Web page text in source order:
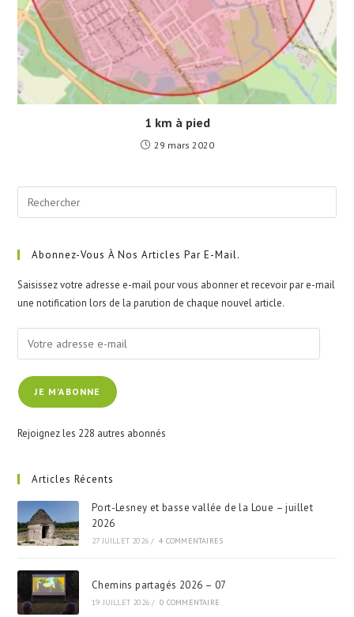
1 km à pied
29 mars 2020
Abonnez-Vous À Nos Articles Par E-Mail.
Saisissez votre adresse e-mail pour vous abonner et recevoir par e-mail
une notification lors de la parution de chaque nouvel article.
Votre
adresse
e-
mailJE M'ABONNE
Rejoignez les 228 autres abonnés
Articles Récents
Port-Lesney et basse vallée de la Loue – juillet
2026
27 JUILLET 2026 / 4 COMMENTAIRES
Chemins partagés 2026 – 07
19 JUILLET 2026 / 0 COMMENTAIRE